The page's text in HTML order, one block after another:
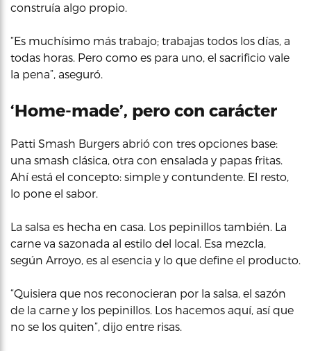
construía algo propio.
“Es muchísimo más trabajo; trabajas todos los días, a
todas horas. Pero como es para uno, el sacrificio vale
la pena”, aseguró.
‘Home-made’, pero con carácter
Patti Smash Burgers abrió con tres opciones base:
una smash clásica, otra con ensalada y papas fritas.
Ahí está el concepto: simple y contundente. El resto,
lo pone el sabor.
La salsa es hecha en casa. Los pepinillos también. La
carne va sazonada al estilo del local. Esa mezcla,
según Arroyo, es al esencia y lo que define el producto.
“Quisiera que nos reconocieran por la salsa, el sazón
de la carne y los pepinillos. Los hacemos aquí, así que
no se los quiten”, dijo entre risas.